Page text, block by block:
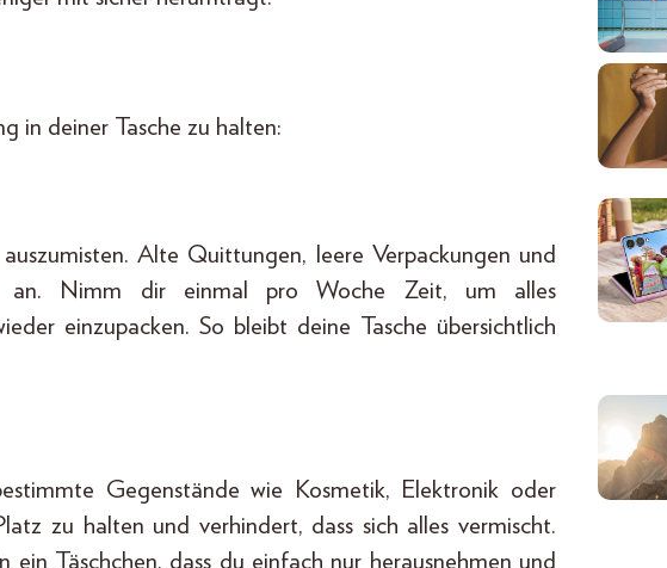
in deiner Tasche zu halten:
Alte Quittungen, leere Verpackungen und
an. Nimm dir einmal pro Woche Zeit, um alles
einzupacken. So bleibt deine Tasche übersichtlich
Gegenstände wie Kosmetik, Elektronik oder
zu halten und verhindert, dass sich alles vermischt.
ein Täschchen, dass du einfach nur herausnehmen und